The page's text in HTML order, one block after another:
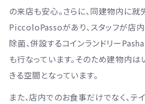
の来店も安心。さらに、同建物内に
PiccoloPassoがあり、スタッフが店
除菌、併設するコインランドリー
も行なっています。そのため建物内
きる空間となっています。
また、店内でのお食事だけでなく、テ